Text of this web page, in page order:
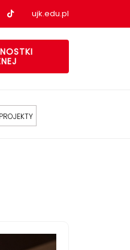
profil na Facebook
Nasz profil na tiktok
ujk.edu.pl
PROJEKTY